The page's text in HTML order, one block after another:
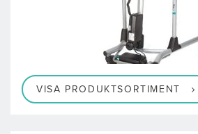
VISA PRODUKTSORTIMENT